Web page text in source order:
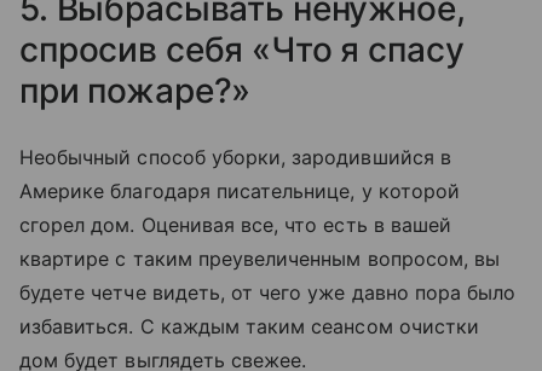
5. Выбрасывать ненужное,
спросив себя «Что я спасу
при пожаре?»
Необычный способ уборки, зародившийся в
Америке благодаря писательнице, у которой
сгорел дом. Оценивая все, что есть в вашей
квартире с таким преувеличенным вопросом, вы
будете четче видеть, от чего уже давно пора было
избавиться. С каждым таким сеансом очистки
дом будет выглядеть свежее.